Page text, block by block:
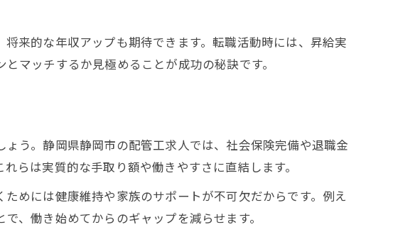
来的な年収アップも期待できます。転職活動時には、昇給実
マッチするか見極めることが成功の秘訣です。
う。静岡県静岡市の配管工求人では、社会保険完備や退職金
らは実質的な手取り額や働きやすさに直結します。
めには健康維持や家族のサポートが不可欠だからです。例え
、働き始めてからのギャップを減らせます。